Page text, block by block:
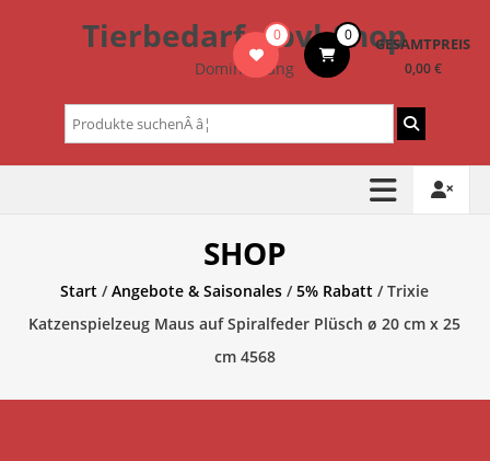
Tierbedarf – bvl-Shop
Dominik Lang
0 0 GESAMTPREIS
0,00 €
Suchen
nach:
SHOP
Start /Angebote & Saisonales /5% Rabatt / Trixie
Katzenspielzeug Maus auf Spiralfeder Plüsch ø 20 cm x 25
cm 4568